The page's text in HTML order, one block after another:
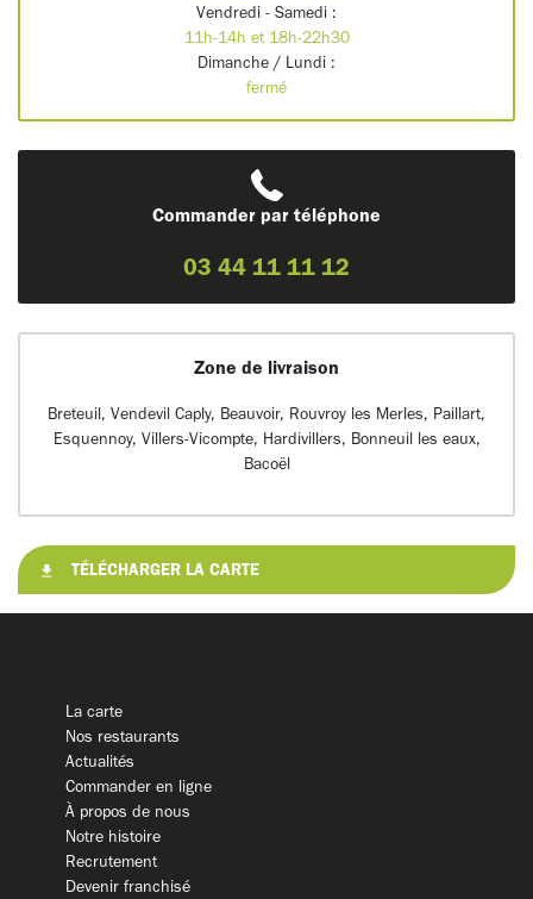
Vendredi - Samedi :
11h-14h et 18h-22h30
Dimanche / Lundi :
fermé
Commander par téléphone
03 44 11 11 12
Zone de livraison
Breteuil, Vendevil Caply, Beauvoir, Rouvroy les Merles, Paillart,
Esquennoy, Villers-Vicompte, Hardivillers, Bonneuil les eaux,
Bacoël
TÉLÉCHARGER LA CARTE
La carte
Nos restaurants
Actualités
Commander en ligne
À propos de nous
Notre histoire
Recrutement
Devenir franchisé